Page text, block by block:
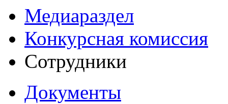
Медиараздел
Конкурсная комиссия
Сотрудники
Документы